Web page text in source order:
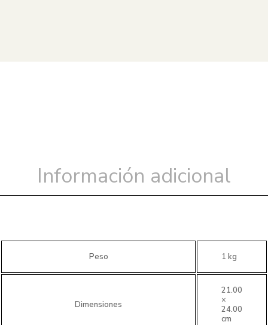
Información adicional
Peso 1 kg
Dimensiones
21.00
×
24.00
cm